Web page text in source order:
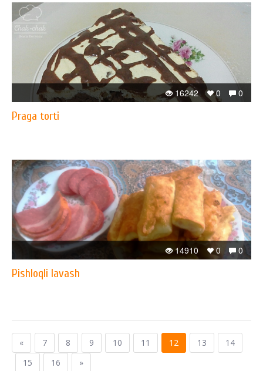
0
0
16242
Praga torti
0
0
14910
Pishloqli lavash
« 7 8 9 10 11 12 13
14
15
16 »